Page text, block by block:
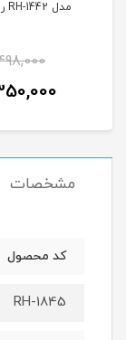
مدل RH-1442 رونیکس
مشخصات
کد محصول
RH-1845